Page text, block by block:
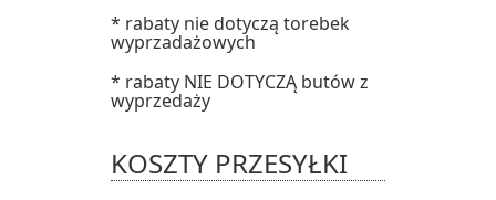
* rabaty nie dotyczą torebek
wyprzadażowych
* rabaty NIE DOTYCZĄ butów z
wyprzedaży
KOSZTY PRZESYŁKI